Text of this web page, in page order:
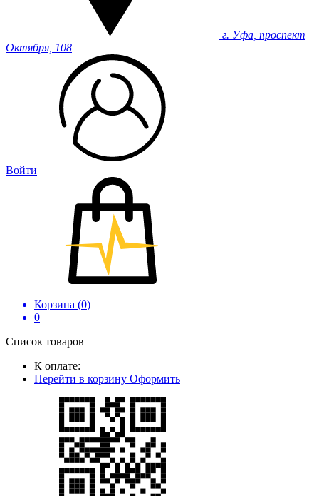
г. Уфа, проспект
Октября, 108
Войти
Корзина (0)
0
Список товаров
К оплате:
Перейти в корзину Оформить